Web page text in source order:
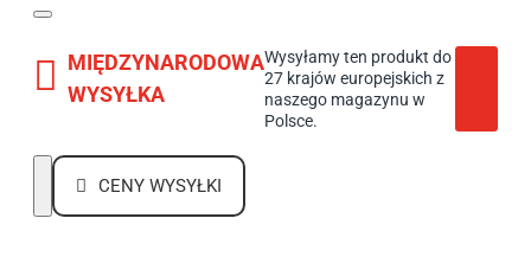
MIĘDZYNARODOWA
WYSYŁKA
Wysyłamy ten produkt do
27 krajów europejskich z
naszego magazynu w
Polsce.
CENY WYSYŁKI